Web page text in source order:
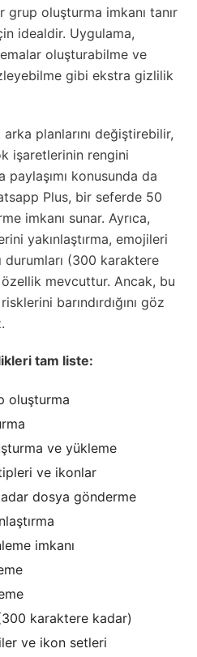
oluşturma imkanı tanır
idealdir. Uygulama,
oluşturabilme ve
gibi ekstra gizlilik
planlarını değiştirebilir,
işaretlerinin rengini
konusunda da
Plus, bir seferde 50
imkanı sunar. Ayrıca,
yakınlaştırma, emojileri
(300 karaktere
mevcuttur. Ancak, bu
barındırdığını göz
tam liste:
oluşturma
ve yükleme
ve ikonlar
dosya gönderme
imkanı
karaktere kadar)
ve ikon setleri